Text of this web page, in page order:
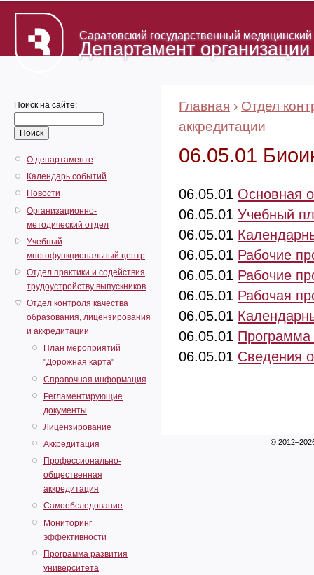
Саратовский государственный
Департамент
Поиск на сайте:
О департаменте
Календарь событий
Новости
Организационно-
методический отдел
Учебный
многофункциональный центр
Отдел практики и содействия
трудоустройству выпускников
Отдел контроля качества
образования, лицензирования
и аккредитации
План мероприятий
"Дорожная карта"
Справочная информация
Регламентирующие
документы
Лицензирование
Аккредитация
Профессионально-
общественная
аккредитация
Самообследование
Мониторинг
эффективности
Программа развития
университета
Главная › Отдел
аккредитации
06.05.01
06.05.01 Основная
06.05.01 Учебный
06.05.01
06.05.01 Рабочие
06.05.01 Рабочие
06.05.01 Рабочая
06.05.01
06.05.01
06.05.01 Сведения о
©